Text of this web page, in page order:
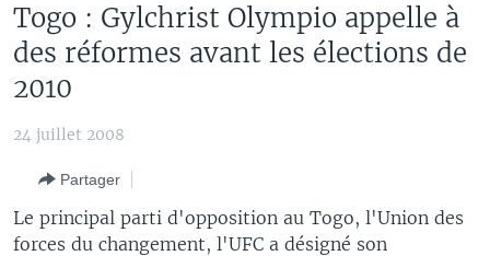
Retour
navigation
principale
Retour
recherche
AFRIQUE
ÉTATS-UNIS
TV
LE MONDE AUJOURD'HUI
FOCUS SAHEL
RADIO
LE MONDE AU FÉMININ
LINGALA
Apprenez L'anglais
SUIVEZ-NOUS
Togo : Gylchrist Olympio appelle à
des réformes avant les élections de
2010
24 juillet 2008
Partager
Le principal parti d'opposition au Togo, l'Union des
forces du changement, l'UFC a désigné son